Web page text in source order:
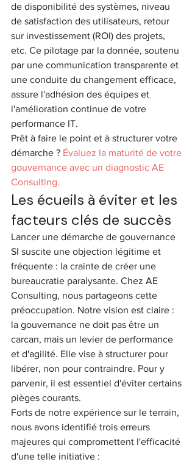
de disponibilité des systèmes, niveau
de satisfaction des utilisateurs, retour
sur investissement (ROI) des projets,
etc. Ce pilotage par la donnée, soutenu
par une communication transparente et
une conduite du changement efficace,
assure l'adhésion des équipes et
l'amélioration continue de votre
performance IT.
Prêt à faire le point et à structurer votre
démarche ? Évaluez la maturité de votre
gouvernance avec un diagnostic AE
Consulting.
Les écueils à éviter et les
facteurs clés de succès
Lancer une démarche de gouvernance
SI suscite une objection légitime et
fréquente : la crainte de créer une
bureaucratie paralysante. Chez AE
Consulting, nous partageons cette
préoccupation. Notre vision est claire :
la gouvernance ne doit pas être un
carcan, mais un levier de performance
et d'agilité. Elle vise à structurer pour
libérer, non pour contraindre. Pour y
parvenir, il est essentiel d'éviter certains
pièges courants.
Forts de notre expérience sur le terrain,
nous avons identifié trois erreurs
majeures qui compromettent l'efficacité
d'une telle initiative :